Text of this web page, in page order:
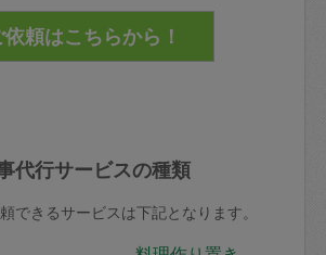
代行サービスの種類
できるサービスは下記となります。